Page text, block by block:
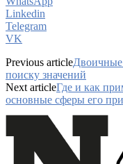
Linkedin
Telegram
VK
Previous articleДвоичные
поиску значений
Next articleГде и как
основные сферы его